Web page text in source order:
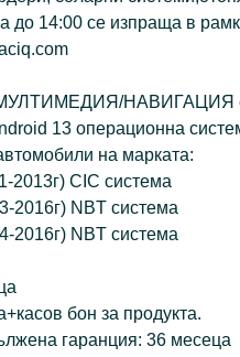
до 14:00 се изпраща в
НАВИГАЦИЯ с
13 oперационна
на марката:
2013г) CIC система
2016г) NBT система
2016г) NBT система
бон за продукта.
гаранция: 36 месеца